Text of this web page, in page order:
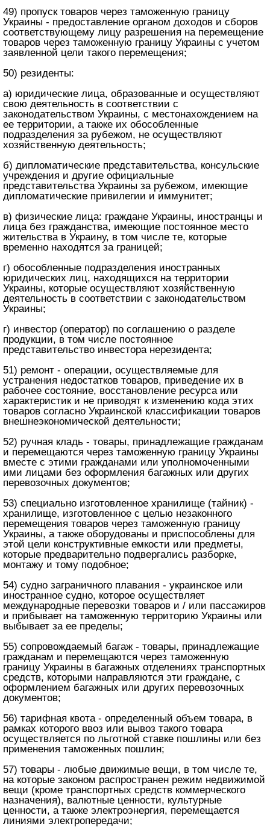
49) пропуск товаров через таможенную границу
Украины - предоставление органом доходов и сборов
соответствующему лицу разрешения на перемещение
товаров через таможенную границу Украины с учетом
заявленной цели такого перемещения;
50) резиденты:
а) юридические лица, образованные и осуществляют
свою деятельность в соответствии с
законодательством Украины, с местонахождением на
ее территории, а также их обособленные
подразделения за рубежом, не осуществляют
хозяйственную деятельность;
б) дипломатические представительства, консульские
учреждения и другие официальные
представительства Украины за рубежом, имеющие
дипломатические привилегии и иммунитет;
в) физические лица: граждане Украины, иностранцы и
лица без гражданства, имеющие постоянное место
жительства в Украину, в том числе те, которые
временно находятся за границей;
г) обособленные подразделения иностранных
юридических лиц, находящихся на территории
Украины, которые осуществляют хозяйственную
деятельность в соответствии с законодательством
Украины;
г) инвестор (оператор) по соглашению о разделе
продукции, в том числе постоянное
представительство инвестора нерезидента;
51) ремонт - операции, осуществляемые для
устранения недостатков товаров, приведение их в
рабочее состояние, восстановление ресурса или
характеристик и не приводят к изменению кода этих
товаров согласно Украинской классификации товаров
внешнеэкономической деятельности;
52) ручная кладь - товары, принадлежащие гражданам
и перемещаются через таможенную границу Украины
вместе с этими гражданами или уполномоченными
ими лицами без оформления багажных или других
перевозочных документов;
53) специально изготовленное хранилище (тайник) -
хранилище, изготовленное с целью незаконного
перемещения товаров через таможенную границу
Украины, а также оборудованы и приспособлены для
этой цели конструктивные емкости или предметы,
которые предварительно подвергались разборке,
монтажу и тому подобное;
54) судно заграничного плавания - украинское или
иностранное судно, которое осуществляет
международные перевозки товаров и / или пассажиров
и прибывает на таможенную территорию Украины или
выбывает за ее пределы;
55) сопровождаемый багаж - товары, принадлежащие
гражданам и перемещаются через таможенную
границу Украины в багажных отделениях транспортных
средств, которыми направляются эти граждане, с
оформлением багажных или других перевозочных
документов;
56) тарифная квота - определенный объем товара, в
рамках которого ввоз или вывоз такого товара
осуществляется по льготной ставке пошлины или без
применения таможенных пошлин;
57) товары - любые движимые вещи, в том числе те,
на которые законом распространен режим недвижимой
вещи (кроме транспортных средств коммерческого
назначения), валютные ценности, культурные
ценности, а также электроэнергия, перемещается
линиями электропередачи;